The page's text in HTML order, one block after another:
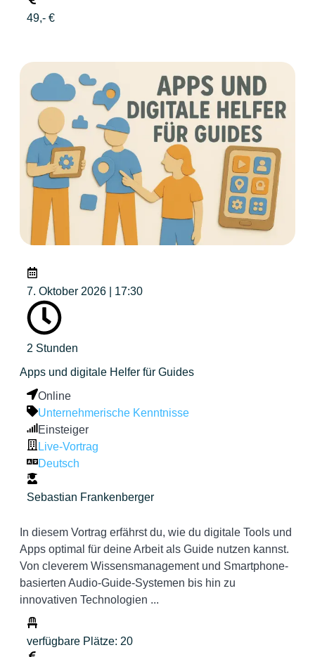
49,- €
7. Oktober 2026 | 17:30
2 Stunden
Apps und digitale Helfer für Guides
Online
Unternehmerische Kenntnisse
Einsteiger
Live-Vortrag
Deutsch
Sebastian Frankenberger
In diesem Vortrag erfährst du, wie du digitale Tools und
Apps optimal für deine Arbeit als Guide nutzen kannst.
Von cleverem Wissensmanagement und Smartphone-
basierten Audio-Guide-Systemen bis hin zu
innovativen Technologien ...
verfügbare Plätze: 20